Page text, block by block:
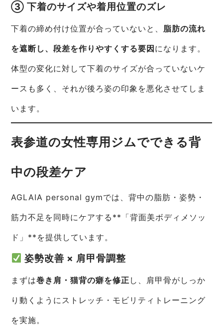
③ 下着のサイズや着用位置のズレ
下着の締め付け位置が合っていないと、 脂肪の流れ
を遮断し、段差を作りやすくする要因になります。
体型の変化に対して下着のサイズが合っていないケ
ースも多く、それが後ろ姿の印象を悪化させてしま
います。
表参道の女性専用ジムでできる背
中の段差ケア
AGLAIA personal gymでは、背中の脂肪・姿勢・
筋力不足を同時にケアする**「背面美ボディメソッ
ド」**を提供しています。
姿勢改善 × 肩甲骨調整
まずは巻き肩・猫背の癖を修正 し、肩甲骨がしっか
り動くようにストレッチ・モビリティトレーニング
を実施。